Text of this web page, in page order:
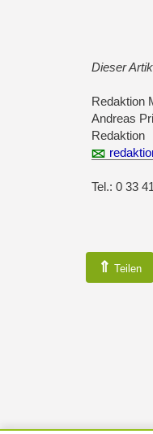
Dieser
Redaktion
Andreas
Redaktion
Tel.: 0 33
⇑ Teilen